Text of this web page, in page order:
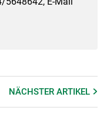
NÄCHSTERARTIKEL